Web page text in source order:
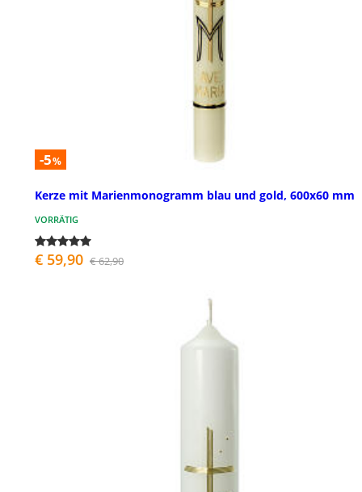
-5%
Kerze mit Marienmonogramm blau und gold, 600x60 mm
VORRÄTIG
€ 59,90 € 62,90